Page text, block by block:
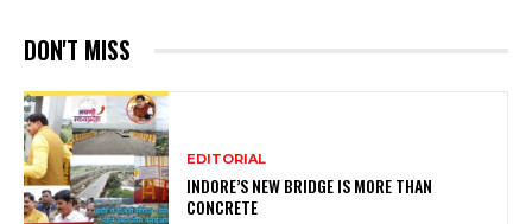
DON'T MISS
EDITORIAL
INDORE’S NEW BRIDGE IS MORE THAN
CONCRETE